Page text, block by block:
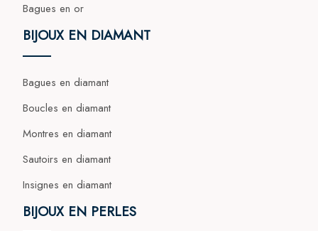
Bagues en or
BIJOUX EN DIAMANT
Bagues en diamant
Boucles en diamant
Montres en diamant
Sautoirs en diamant
Insignes en diamant
BIJOUX EN PERLES